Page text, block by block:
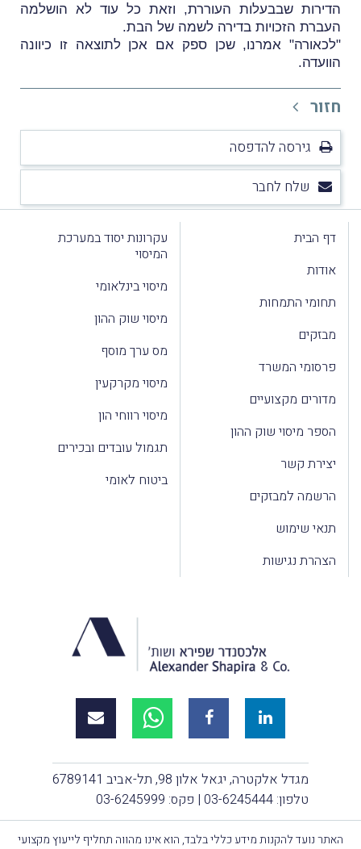
הדירות שבבעלות העוררת, וזאת כל עוד לא הושלמה
העברת הזכויות בדירה לשמה של הבת.
"לכאורה" אמרנו, שכן ספק אם אכן לתוצאה זו כיוונה
הוועדה.
חזור
גירסה להדפסה
שלח לחבר
דף הבית
אודות
תחומי התמחות
מבזקים
פרסומי המשרד
מדורים מקצועיים
הספר מיסוי שוק ההון
יצירת קשר
הרשמה למבזקים
תנאי שימוש
הצהרת נגישות
עקרונות יסוד במערכת
המיסוי
מיסוי בינלאומי
מיסוי שוק ההון
מס ערך מוסף
מיסוי מקרקעין
מיסוי רווחי הון
תגמול עובדים ובכירים
ביטוח לאומי
מגדל אלקטרה, יגאל אלון 98, תל-אביב 6789141
טלפון: 03-6245444 | פקס: 03-6245999
האתר נועד להקנות מידע כללי בלבד, הוא אינו מהווה תחליף לייעוץ מקצועי